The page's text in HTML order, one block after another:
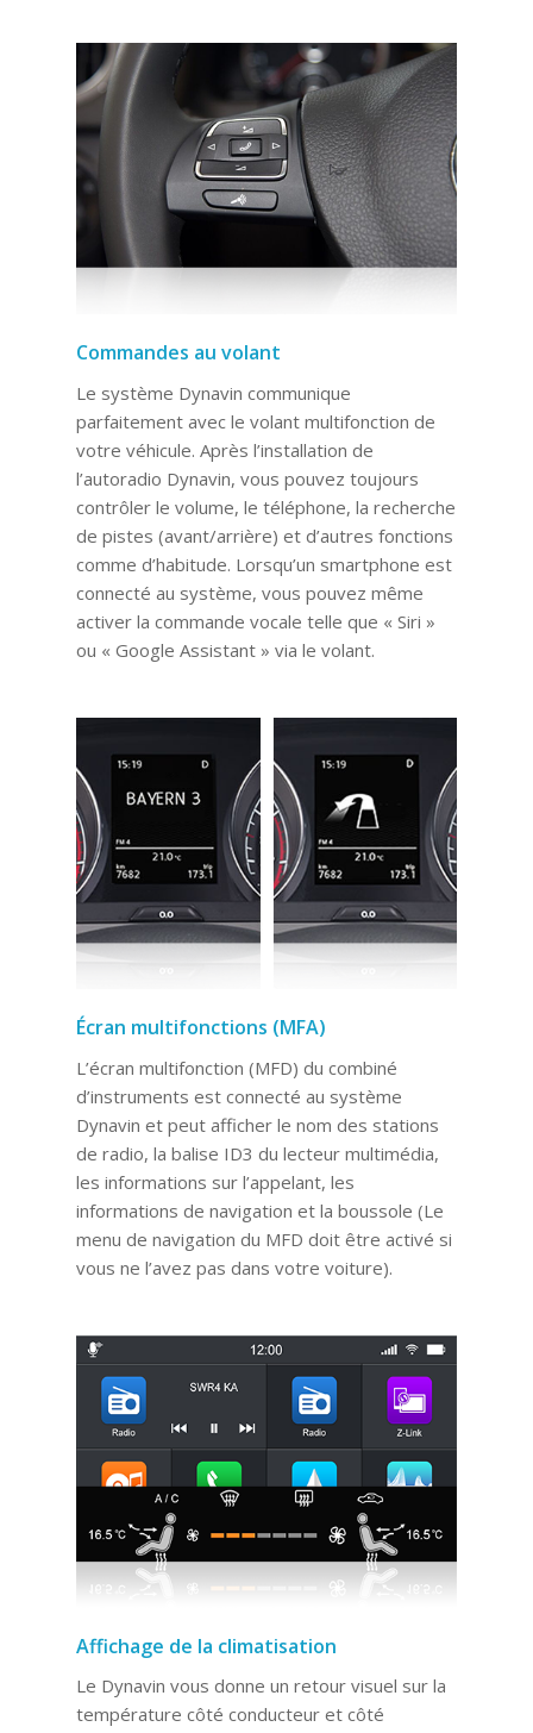
Commandes au volant
Le système Dynavin communique
parfaitement avec le volant multifonction de
votre véhicule. Après l’installation de
l’autoradio Dynavin, vous pouvez toujours
contrôler le volume, le téléphone, la recherche
de pistes (avant/arrière) et d’autres fonctions
comme d’habitude. Lorsqu’un smartphone est
connecté au système, vous pouvez même
activer la commande vocale telle que « Siri »
ou « Google Assistant » via le volant.
Écran multifonctions (MFA)
L’écran multifonction (MFD) du combiné
d’instruments est connecté au système
Dynavin et peut afficher le nom des stations
de radio, la balise ID3 du lecteur multimédia,
les informations sur l’appelant, les
informations de navigation et la boussole (Le
menu de navigation du MFD doit être activé si
vous ne l’avez pas dans votre voiture).
Affichage de la climatisation
Le Dynavin vous donne un retour visuel sur la
température côté conducteur et côté